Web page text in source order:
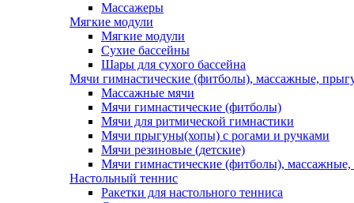
Массажеры
Мягкие модули
Мягкие модули
Сухие бассейны
Шары для сухого бассейна
Мячи гимнастические (фитболы), массажные,
Массажные мячи
Мячи гимнастические (фитболы)
Мячи для ритмической гимнастики
Мячи прыгуны(хопы) с рогами и ручками
Мячи резиновые (детские)
Мячи гимнастические (фитболы),
Настольный теннис
Ракетки для настольного тенниса